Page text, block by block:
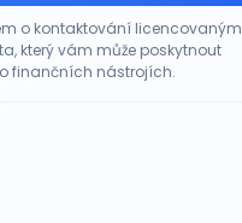
o kontaktování licencovaným
který vám může poskytnout
finančních nástrojích.